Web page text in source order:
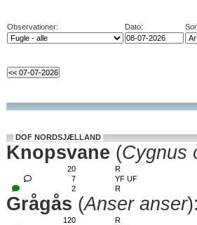
Observationer: Dato:
DOF NORDSJÆLLAND
Knopsvane (Cygnus
20 R
7
YF UF
2
R
Grågås (Anser anser):
120 R